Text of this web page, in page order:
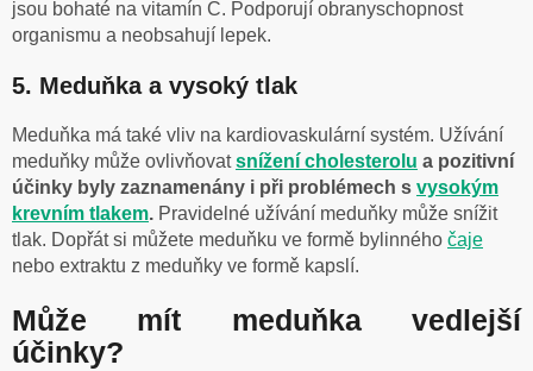
jsou bohaté na vitamín C. Podporují obranyschopnost
organismu a neobsahují lepek.
5. Meduňka a vysoký tlak
Meduňka má také vliv na kardiovaskulární systém. Užívání
meduňky může ovlivňovatsnížení cholesterolu a pozitivní
účinky byly zaznamenány i při problémech s vysokým
krevním tlakem. Pravidelné užívání meduňky může snížit
tlak. Dopřát si můžete meduňku ve formě bylinného čaje
nebo extraktu z meduňky ve formě kapslí.
Může mít meduňka vedlejší
účinky?